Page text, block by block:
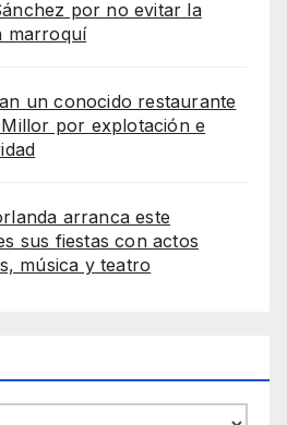
por no evitar la
marroquí
un conocido restaurante
Millor por explotación e
arranca este
sus fiestas con actos
música y teatro